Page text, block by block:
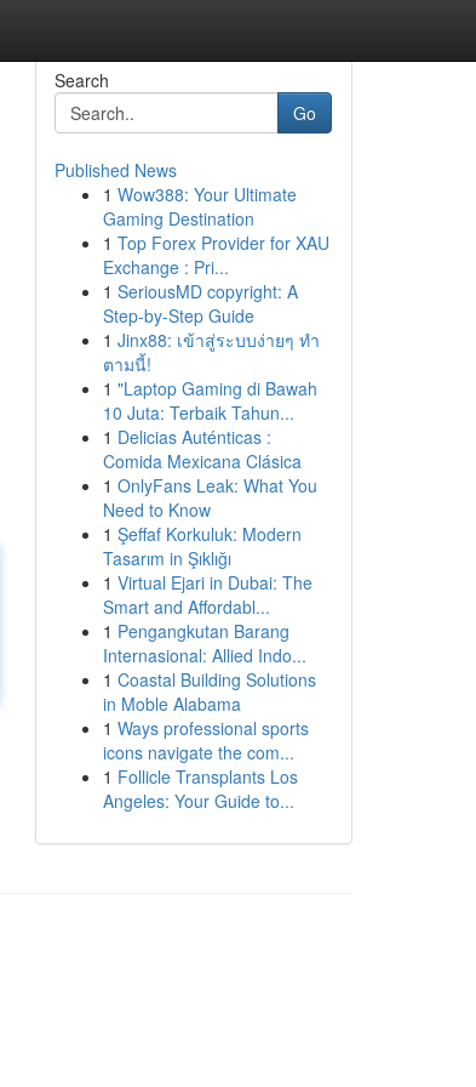
Search
Go
Published News
1 Wow388: Your Ultimate
Gaming Destination
1 Top Forex Provider for XAU
Exchange : Pri...
1 SeriousMD copyright: A
Step-by-Step Guide
1 Jinx88: เข้าสู่ระบบง่ายๆ ทำ
ตามนี้!
1 "Laptop Gaming di Bawah
10 Juta: Terbaik Tahun...
1 Delicias Auténticas :
Comida Mexicana Clásica
1 OnlyFans Leak: What You
Need to Know
1 Şeffaf Korkuluk: Modern
Tasarım in Şıklığı
1 Virtual Ejari in Dubai: The
Smart and Affordabl...
1 Pengangkutan Barang
Internasional: Allied Indo...
1 Coastal Building Solutions
in Moble Alabama
1 Ways professional sports
icons navigate the com...
1 Follicle Transplants Los
Angeles: Your Guide to...